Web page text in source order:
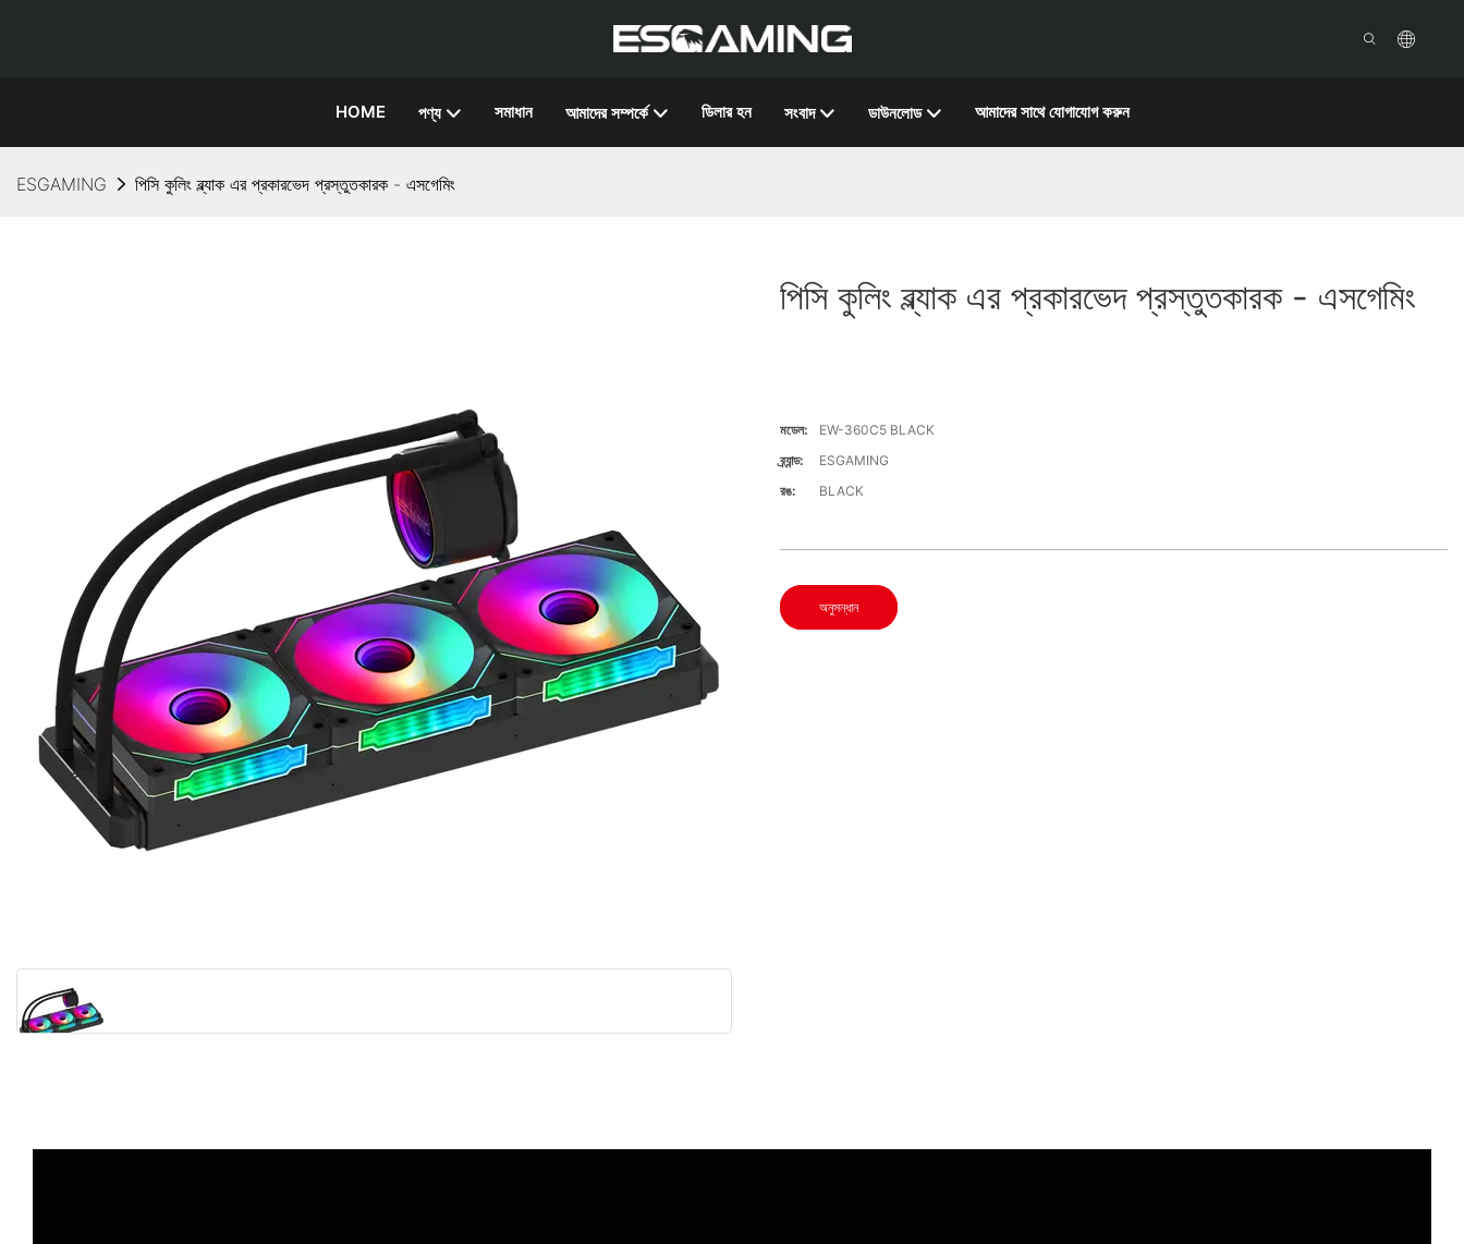
HOME পণ্য সমাধান আমাদের সম্পর্কে ডিলার হন সংবাদ ডাউনলোড আমাদের সাথে যোগাযোগ করুন
ESGAMING পিসি কুলিং ব্ল্যাক এর প্রকারভেদ প্রস্তুতকারক - এসগেমিং
পিসি কুলিং ব্ল্যাক এর প্রকারভেদ প্রস্তুতকারক - এসগেমিং
মডেল:
EW-360C5 BLACK
ব্র্যান্ড:
ESGAMING
রঙ:
BLACK
অনুসন্ধান